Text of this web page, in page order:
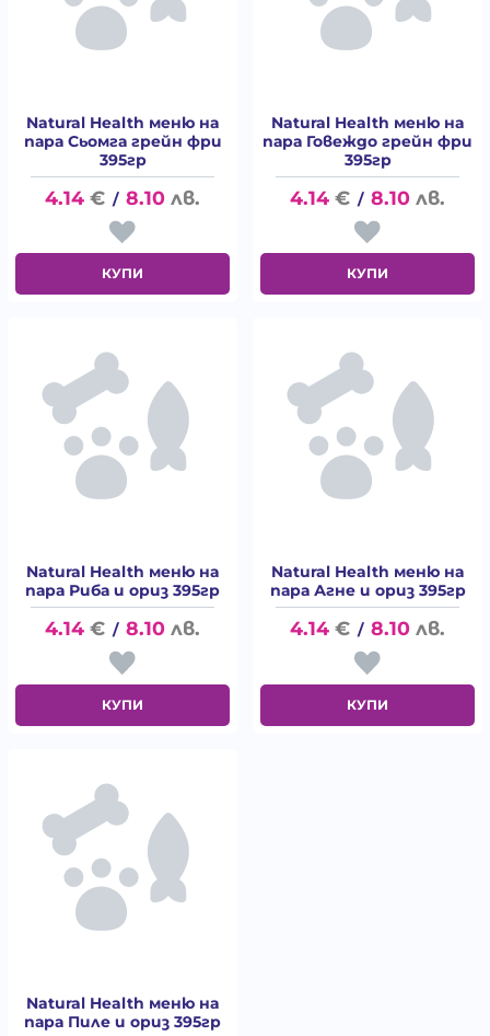
Natural Health меню на
пара Сьомга грейн фри
395гр
4.14 € / 8.10 лв.
КУПИ
Natural Health меню на
пара Говеждо грейн фри
395гр
4.14 € / 8.10 лв.
КУПИ
Natural Health меню на
пара Риба и ориз 395гр
4.14 € / 8.10 лв.
КУПИ
Natural Health меню на
пара Агне и ориз 395гр
4.14 € / 8.10 лв.
КУПИ
Natural Health меню на
пара Пиле и ориз 395гр